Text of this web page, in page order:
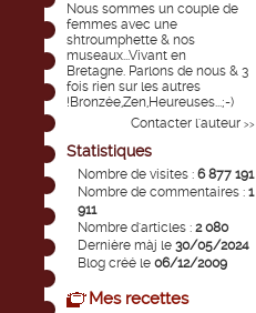
Nous sommes un couple de
femmes avec une
shtroumphette & nos
museaux...Vivant en
Bretagne. Parlons de nous & 3
fois rien sur les autres
!Bronzée,Zen,Heureuses...;-)
Contacter l'auteur >>
Statistiques
Nombre de visites : 6 877 191
Nombre de commentaires : 1
911
Nombre d'articles : 2 080
Dernière màj le 30/05/2024
Blog créé le 06/12/2009
Mes recettes